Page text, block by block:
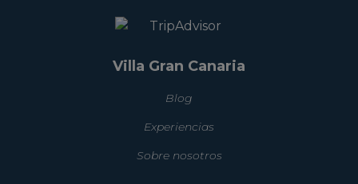
Villa Gran Canaria
Blog
Experiencias
Sobre nosotros